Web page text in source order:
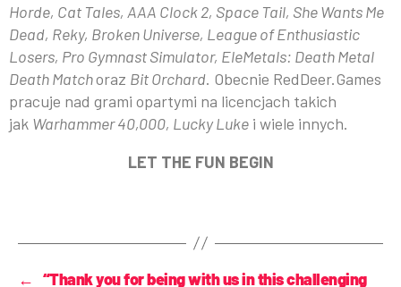
Horde, Cat Tales, AAA Clock 2, Space Tail, She Wants Me
Dead, Reky, Broken Universe, League of Enthusiastic
Losers, Pro Gymnast Simulator, EleMetals: Death Metal
Death Matchoraz Bit Orchard. Obecnie RedDeer.Games
pracuje nad grami opartymi na licencjach takich
jak Warhammer 40,000, Lucky Luke i wiele innych.
LET THE FUN BEGIN
← “Thank you for being with us in this challenging